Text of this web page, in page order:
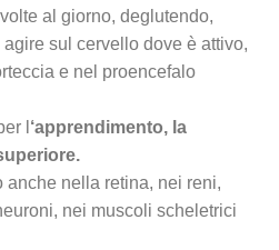
al giorno, deglutendo,
sul cervello dove è attivo,
e nel proencefalo
l ‘apprendimento, la
anche nella retina, nei reni,
nei muscoli scheletrici